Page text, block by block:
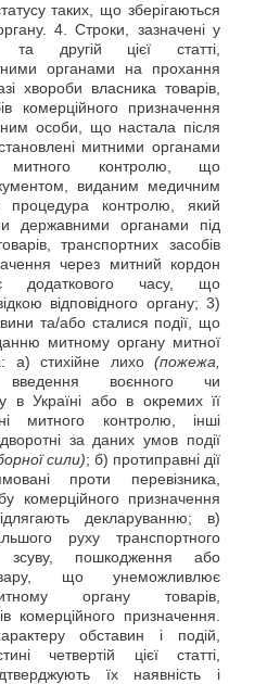
таких, що зберігаються
4. Строки, зазначені у
та другій цієї статті,
органами на прохання
хвороби власника товарів,
комерційного призначення
особи, що настала після
митними органами
митного контролю, що
виданим медичним
контролю, який
державними органами під
транспортних засобів
через митний кордон
додаткового часу, що
відповідного органу; 3)
та/або сталися події, що
митному органу митної
а) стихійне лихо (пожежа,
воєнного чи
в Україні або в окремих її
митного контролю, інші
за даних умов події
сили); б) протиправні дії
проти перевізника,
комерційного призначення
декларуванню; в)
руху транспортного
зсуву, пошкодження або
що унеможливлює
органу товарів,
комерційного призначення.
обставин і подій,
четвертій цієї статті,
їх наявність і